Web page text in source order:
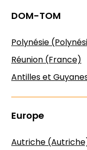
DOM-TOM
Polynésie
Réunion (France)
Antilles et
Europe
Autriche